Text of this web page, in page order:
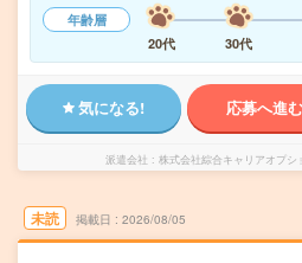
年齢層
20代
30代
気になる! 応募へ進む
派遣会社 株式会社綜合キャリアオプ
未読 掲載日 2026/08/05